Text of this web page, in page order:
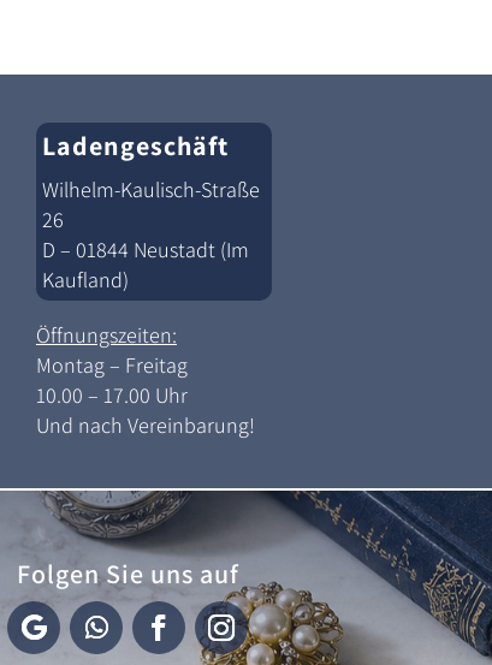
Ladengeschäft
Wilhelm-Kaulisch-Straße
26
D – 01844 Neustadt (Im
Kaufland)
Öffnungszeiten:
Montag – Freitag
10.00 – 17.00 Uhr
Und nach Vereinbarung!
Folgen Sie uns auf